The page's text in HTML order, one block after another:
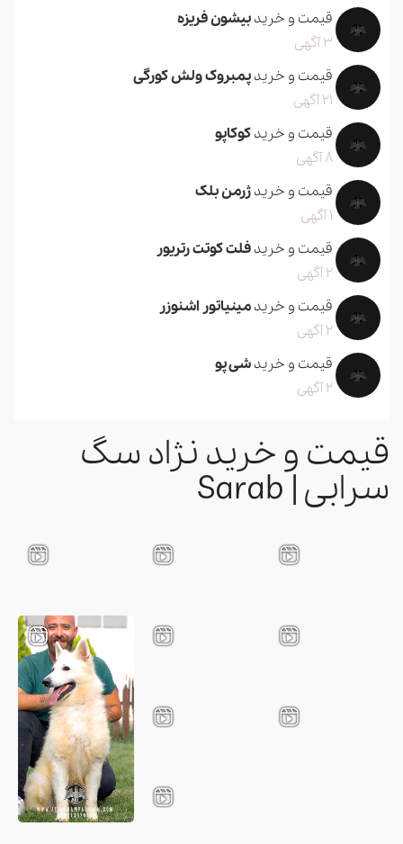
قیمت و خریدبیشون فریزه
3 آگهی
قیمت و خریدپمبروک ولش کورگی
21 آگهی
قیمت و خریدکوکاپو
8 آگهی
قیمت و خریدژرمن بلک
1 آگهی
قیمت و خریدفلت کوتت رتریور
2 آگهی
قیمت و خریدمینیاتور اشنوزر
2 آگهی
قیمت و خریدشی پو
2 آگهی
قیمت و خرید نژاد سگ
سرابی | Sarab